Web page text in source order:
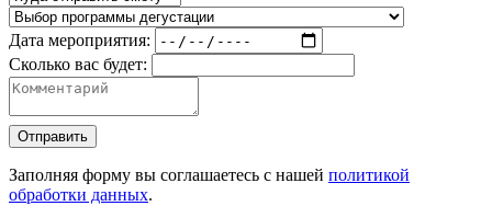
Дата мероприятия:
Сколько вас будет:
Отправить
Заполняя форму вы соглашаетесь с нашей политикой
обработки данных.